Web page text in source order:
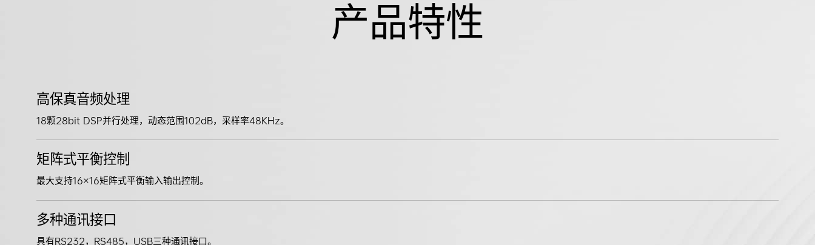
产品特性
高保真音频处理
18颗28bit DSP并行处理，动态范围102dB，采样率48KHz。
矩阵式平衡控制
最大支持16×16矩阵式平衡输入输出控制。
多种通讯接口
具有RS232，RS485，USB三种通讯接口。